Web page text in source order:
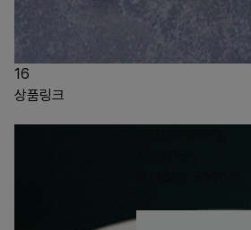
16
상품링크